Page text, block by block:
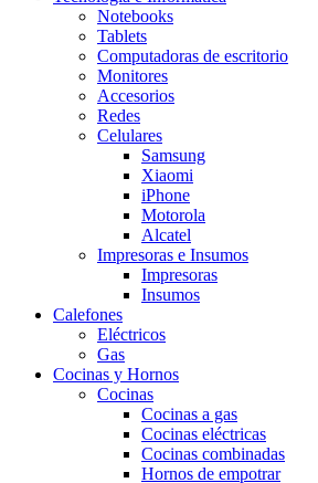
Notebooks
Tablets
Computadoras de escritorio
Monitores
Accesorios
Redes
Celulares
Samsung
Xiaomi
iPhone
Motorola
Alcatel
Impresoras e Insumos
Impresoras
Insumos
Calefones
Eléctricos
Gas
Cocinas y Hornos
Cocinas
Cocinas a gas
Cocinas eléctricas
Cocinas combinadas
Hornos de empotrar